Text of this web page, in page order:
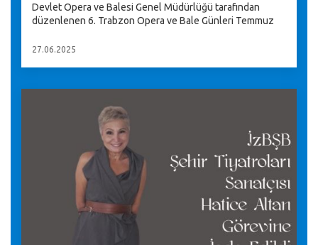
Devlet Opera ve Balesi Genel Müdürlüğü tarafından
düzenlenen 6. Trabzon Opera ve Bale Günleri Temmuz
27.06.2025